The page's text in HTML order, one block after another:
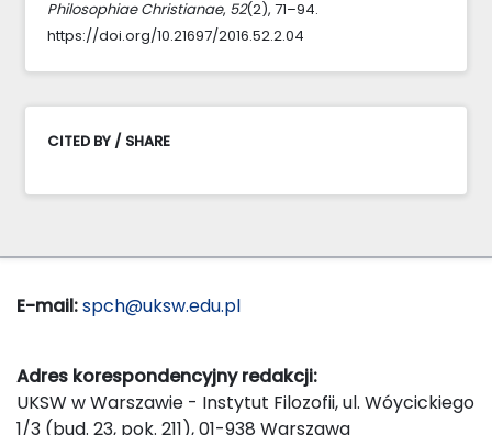
Philosophiae Christianae, 52(2), 71–94.
https://doi.org/10.21697/2016.52.2.04
CITED BY / SHARE
E-mail:spch@uksw.edu.pl
Adres korespondencyjny redakcji:
UKSW w Warszawie - Instytut Filozofii, ul. Wóycickiego
1/3 (bud. 23, pok. 211), 01-938 Warszawa